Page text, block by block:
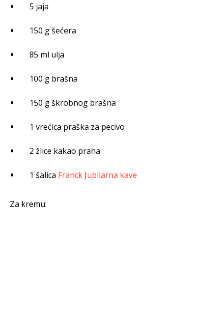
5 jaja
150 g šećera
85 ml ulja
100 g brašna
150 g škrobnog brašna
1 vrećica praška za pecivo
2 žlice kakao praha
1 šalica Franck Jubilarna kave
Za kremu: